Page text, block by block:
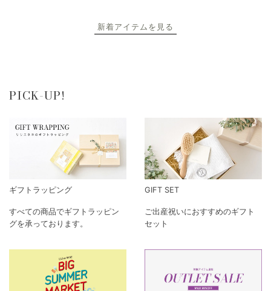
新着アイテムを見る
PICK-UP!
ギフトラッピング
すべての商品でギフトラッピン
グを承っております。
GIFT SET
ご出産祝いにおすすめのギフト
セット